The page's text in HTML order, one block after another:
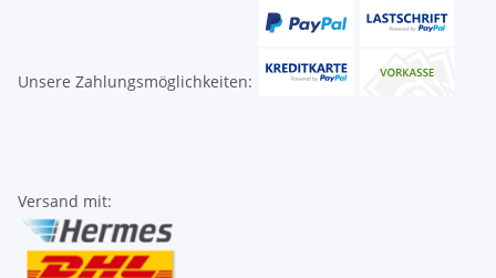
Unsere Zahlungsmöglichkeiten:
Versand mit: